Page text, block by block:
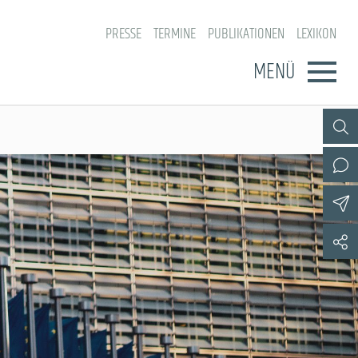
PRESSE TERMINE PUBLIKATIONEN LEXIKON
MENÜ